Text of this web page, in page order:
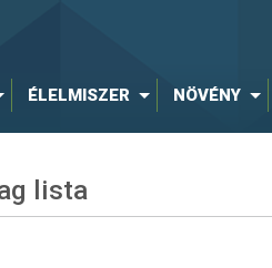
ÉLELMISZER NÖVÉNY
lista